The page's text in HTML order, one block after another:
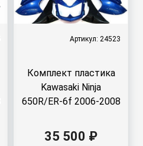
Артикул: 24523
Комплект пластика
Kawasaki Ninja
650R/ER-6f 2006-2008
35 500 ₽